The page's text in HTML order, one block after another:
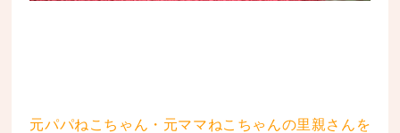
元パパねこちゃん・元ママねこちゃんの里親さんを